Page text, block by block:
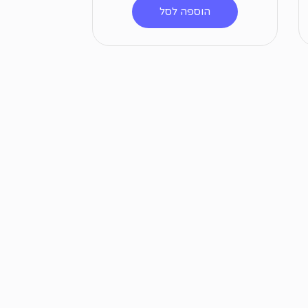
הוספה לסל